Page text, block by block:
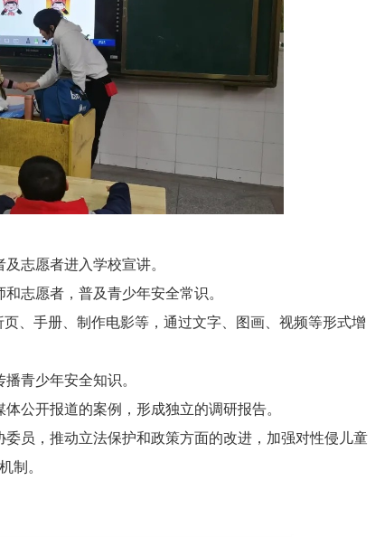
志愿者进入学校宣讲。
志愿者，普及青少年安全常识。
、手册、制作电影等，通过文字、图画、视频等形式增
青少年安全知识。
公开报道的案例，形成独立的调研报告。
员，推动立法保护和政策方面的改进，加强对性侵儿童
制。